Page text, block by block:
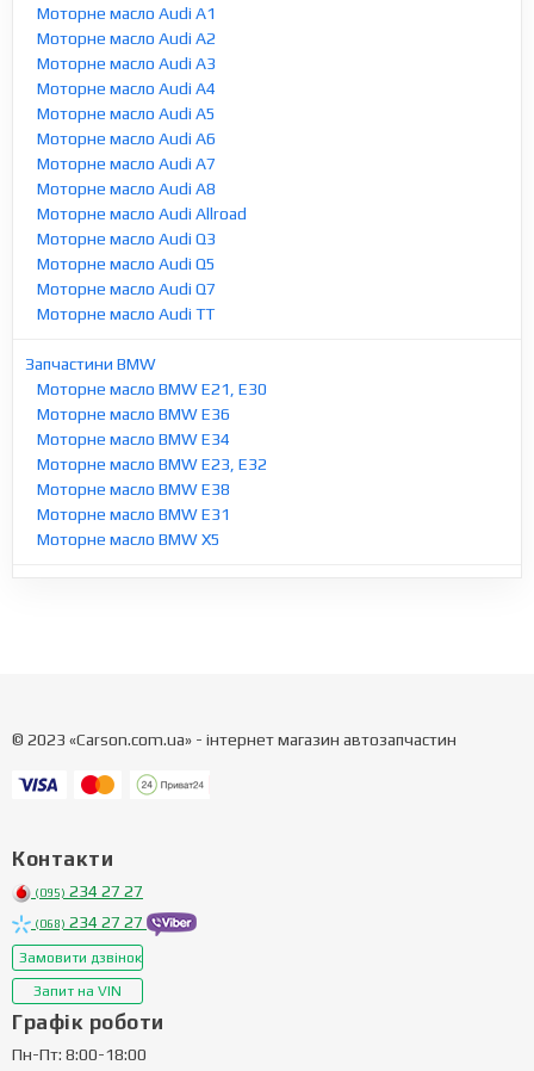
Моторне масло Audi A1
Моторне масло Audi A2
Моторне масло Audi A3
Моторне масло Audi A4
Моторне масло Audi A5
Моторне масло Audi A6
Моторне масло Audi A7
Моторне масло Audi A8
Моторне масло Audi Allroad
Моторне масло Audi Q3
Моторне масло Audi Q5
Моторне масло Audi Q7
Моторне масло Audi TT
Запчастини BMW
Моторне масло BMW E21, E30
Моторне масло BMW E36
Моторне масло BMW E34
Моторне масло BMW E23, E32
Моторне масло BMW E38
Моторне масло BMW E31
Моторне масло BMW X5
© 2023 «Carson.com.ua» - інтернет магазин автозапчастин
Контакти
(095) 234 27 27
(068) 234 27 27
Замовити дзвінок
Запит на VIN
Графік роботи
Пн-Пт: 8:00-18:00